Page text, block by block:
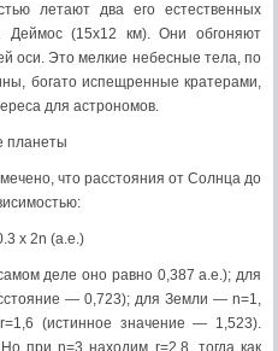
летают два его естественных
(15х12 км). Они обгоняют
оси. Это мелкие небесные тела, по
богато испещренные кратерами,
для астрономов.
планеты
что расстояния от Солнца до
x 2n (а.е.)
деле оно равно 0,387 а.е.); для
— 0,723); для Земли — n=1,
(истинное значение — 1,523).
при n=3 находим r=2,8, тогда как